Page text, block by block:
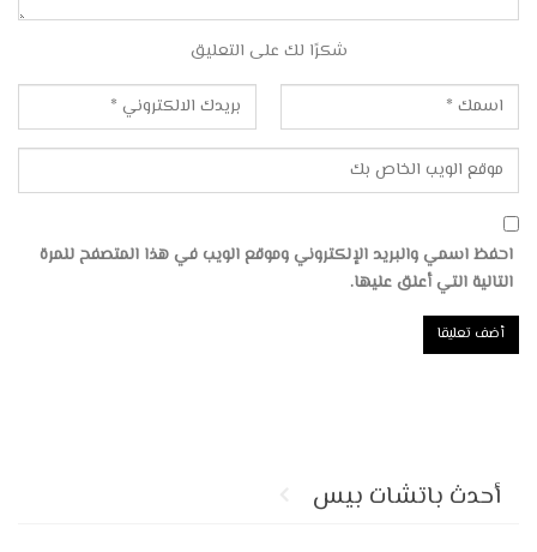
شكرًا لك على التعليق
احفظ اسمي والبريد الإلكتروني وموقع الويب في هذا المتصفح للمرة
التالية التي أعلق عليها.
أحدث باتشات بيس